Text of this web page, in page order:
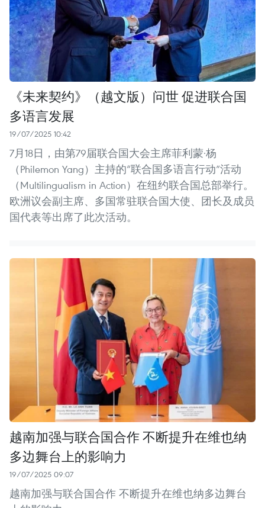
《未来契约》（越文版）问世 促进联合国
多语言发展
19/07/2025 10:42
7月18日，由第79届联合国大会主席菲利蒙·杨
（Philemon Yang）主持的“联合国多语言行动”活动
（Multilingualism in Action）在纽约联合国总部举行。
欧洲议会副主席、多国常驻联合国大使、团长及成员
国代表等出席了此次活动。
越南加强与联合国合作 不断提升在维也纳
多边舞台上的影响力
19/07/2025 09:07
越南加强与联合国合作 不断提升在维也纳多边舞台